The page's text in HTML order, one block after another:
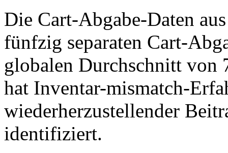
Die Cart-Abgabe-Daten
fünfzig separaten Cart-
globalen Durchschnitt von
hat Inventar-mismatch-
wiederherzustellender
identifiziert.